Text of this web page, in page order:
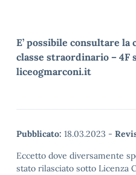
E’ possibile consultare
classe straordinario – 4F
liceogmarconi.it
Pubblicato: 18.03.2023 -
Eccetto dove diversamente
stato rilasciato sotto Licenza